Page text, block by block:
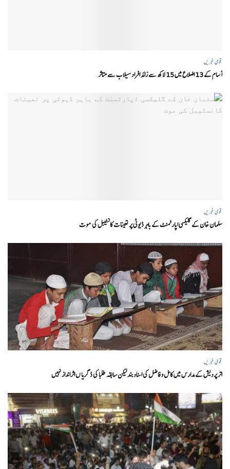
قومی خبریں
آسام کے 13 اضلاع میں 15 لاکھ سے زائد افراد سیلاب سے متاثر
قومی خبریں
سلمان خان کے گلیکسی اپارٹمنٹ کے باہر ڈیوٹی پر تعینات کانسٹیبل کی موت
قومی خبریں
اتر پردیش کےمدارس میں کامل و فاضل کی اسناد بند لیکن سابقہ طلبا کی ڈگریا ں اثرانداز نہیں